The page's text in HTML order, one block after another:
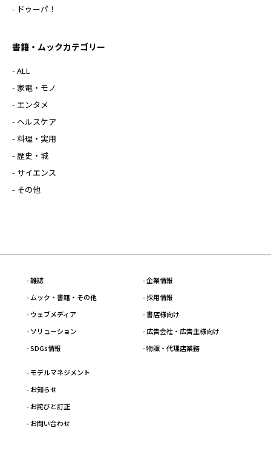
- ドゥーパ！
書籍・ムックカテゴリー
- ALL
- 家電・モノ
- エンタメ
- ヘルスケア
- 料理・実用
- 歴史・城
- サイエンス
- その他
- 雑誌
- ムック・書籍・その他
- ウェブメディア
- ソリューション
- SDGs情報
- 企業情報
- 採用情報
- 書店様向け
- 広告会社・広告主様向け
- 物販・代理店業務
- モデルマネジメント
- お知らせ
- お詫びと訂正
- お問い合わせ